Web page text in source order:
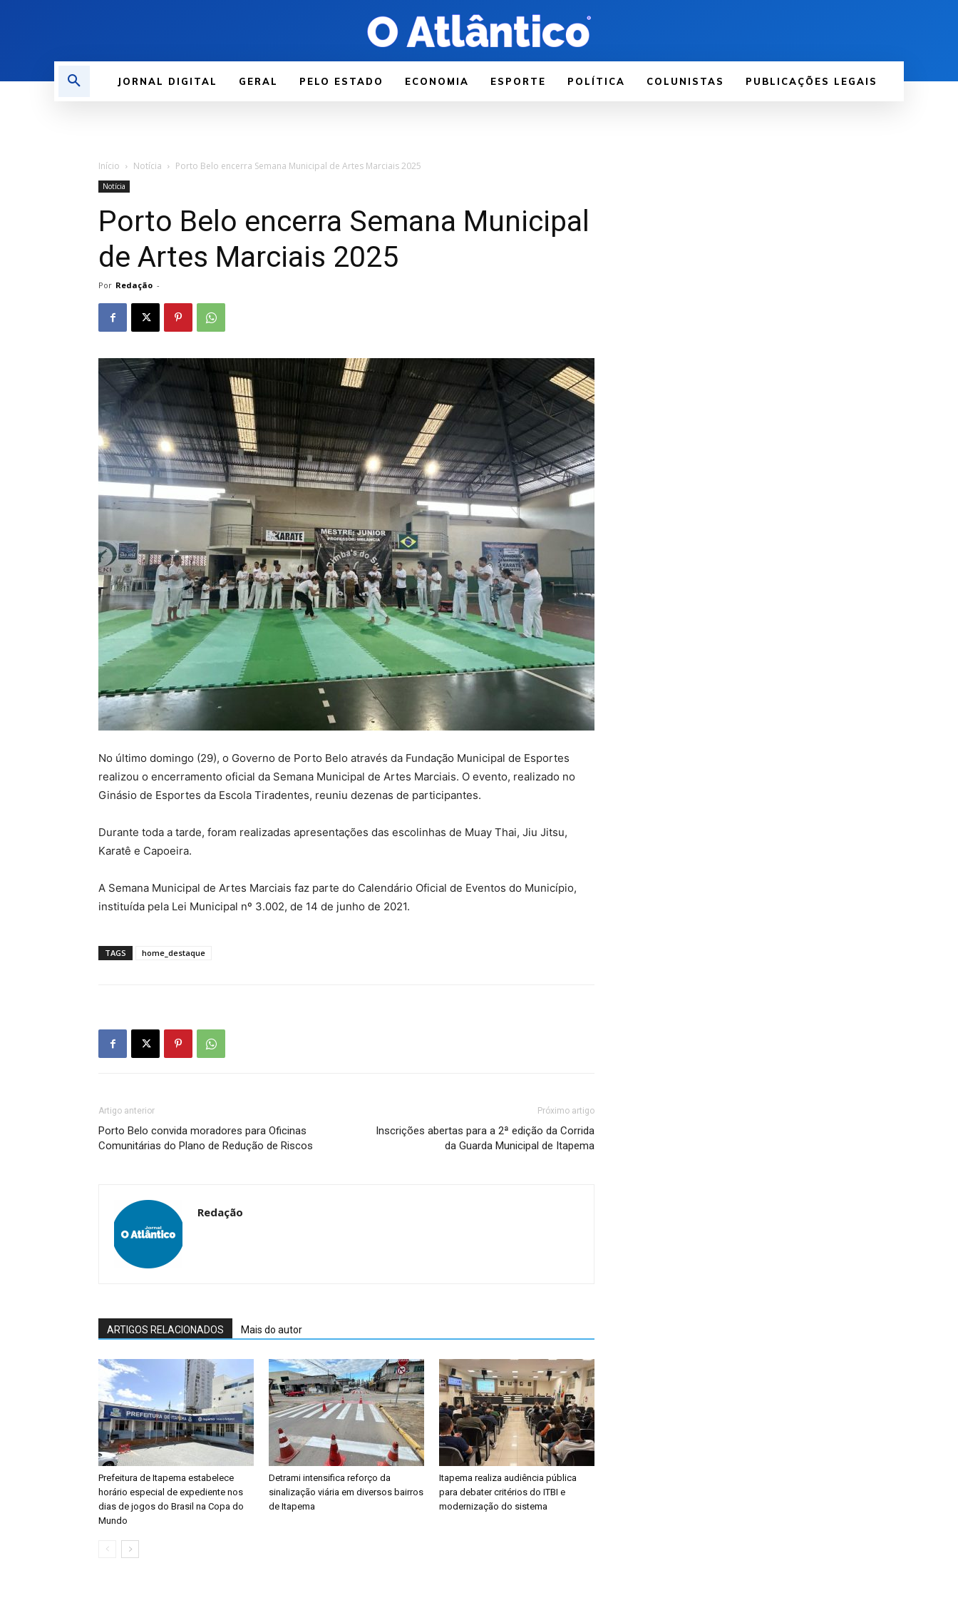
JORNAL DIGITAL GERAL PELO ESTADO ECONOMIA ESPORTE POLÍTICA COLUNISTAS PUBLICAÇÕES LEGAIS
Início Notícia Porto Belo encerra Semana Municipal de Artes Marciais 2025
Notícia
Porto Belo encerra Semana Municipal
de Artes Marciais 2025
Por Redação -
No último domingo (29), o Governo de Porto Belo através da Fundação Municipal de Esportes
realizou o encerramento oficial da Semana Municipal de Artes Marciais. O evento, realizado no
Ginásio de Esportes da Escola Tiradentes, reuniu dezenas de participantes.
Durante toda a tarde, foram realizadas apresentações das escolinhas de Muay Thai, Jiu Jitsu,
Karatê e Capoeira.
A Semana Municipal de Artes Marciais faz parte do Calendário Oficial de Eventos do Município,
instituída pela Lei Municipal nº 3.002, de 14 de junho de 2021.
TAGS home_destaque
Artigo anterior
Porto Belo convida moradores para Oficinas
Comunitárias do Plano de Redução de Riscos
Próximo artigo
Inscrições abertas para a 2ª edição da Corrida
da Guarda Municipal de Itapema
Redação
ARTIGOS RELACIONADOS Mais do autor
Prefeitura de Itapema estabelece
horário especial de expediente nos
dias de jogos do Brasil na Copa do
Mundo
Detrami intensifica reforço da
sinalização viária em diversos bairros
de Itapema
Itapema realiza audiência pública
para debater critérios do ITBI e
modernização do sistema